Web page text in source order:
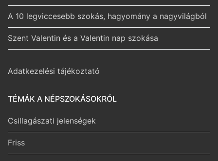
A 10 legviccesebb szokás, hagyomány a nagyvilágból
Szent Valentin és a Valentin nap szokása
Adatkezelési tájékoztató
TÉMÁK A NÉPSZOKÁSOKRÓL
Csillagászati jelenségek
Friss